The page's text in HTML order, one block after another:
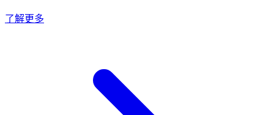
了解更多